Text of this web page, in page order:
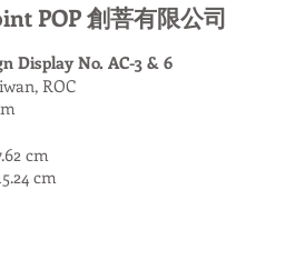
POP 創菩有限公司
Display No. AC-3 & 6
ROC
cm
cm